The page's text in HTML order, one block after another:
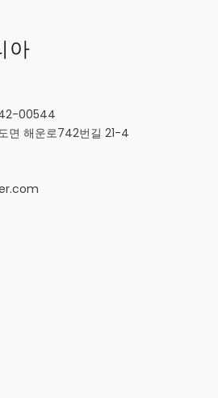
아
00544
면 해운로742번길 21-4